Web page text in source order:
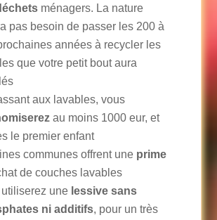
ménagers. La nature
pas besoin de passer les 200 à
années à recycler les
que votre petit bout aura
aux lavables, vous
au moins 1000 eur, et
le premier enfant
communes offrent une prime
de couches lavables
une lessive sans
ni additifs, pour un très